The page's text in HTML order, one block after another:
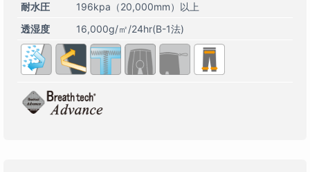
耐水圧
196kpa（20,000mm）以上
透湿度
16,000g/㎡/24hr(B-1法)